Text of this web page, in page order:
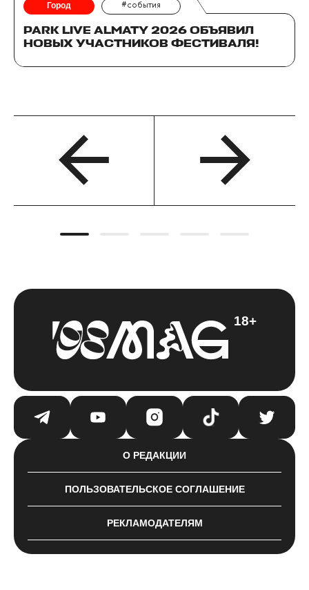
Город #события
PARK LIVE ALMATY 2026 ОБЪЯВИЛ
НОВЫХ УЧАСТНИКОВ ФЕСТИВАЛЯ!
18+
О РЕДАКЦИИ
ПОЛЬЗОВАТЕЛЬСКОЕ СОГЛАШЕНИЕ
РЕКЛАМОДАТЕЛЯМ